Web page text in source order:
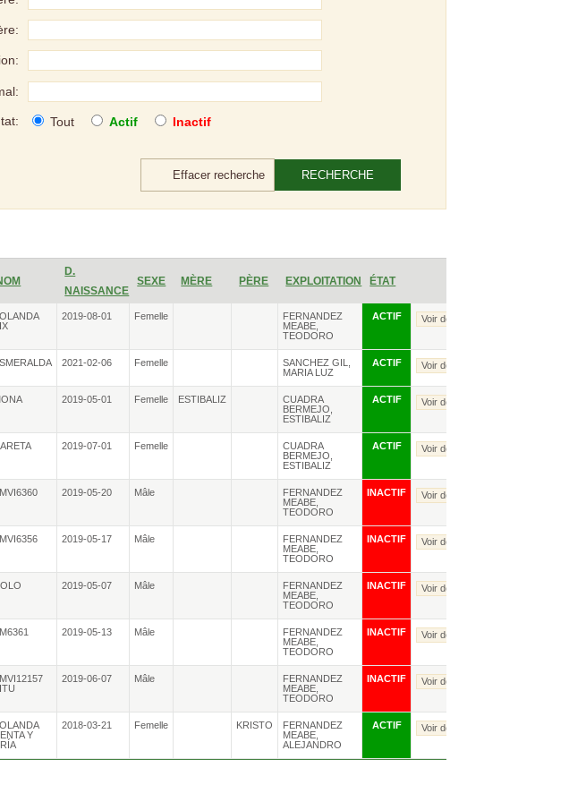
Tout Actif Inactif
Effacer recherche
D.
NAISSANCE
SEXE MÈRE PÈRE EXPLOITATION ÉTAT
2019-08-01 Femelle
FERNANDEZ
MEABE,
TEODORO
ACTIF Voir détails
2021-02-06 Femelle
SANCHEZ GIL,
MARIA LUZ
ACTIF Voir détails
2019-05-01 Femelle ESTIBALIZ
CUADRA
BERMEJO,
ESTIBALIZ
ACTIF Voir détails
2019-07-01 Femelle
CUADRA
BERMEJO,
ESTIBALIZ
ACTIF Voir détails
2019-05-20 Mâle
FERNANDEZ
MEABE,
TEODORO
INACTIF Voir détails
2019-05-17 Mâle
FERNANDEZ
MEABE,
TEODORO
INACTIF Voir détails
2019-05-07 Mâle
FERNANDEZ
MEABE,
TEODORO
INACTIF Voir détails
2019-05-13 Mâle
FERNANDEZ
MEABE,
TEODORO
INACTIF Voir détails
2019-06-07 Mâle
FERNANDEZ
MEABE,
TEODORO
INACTIF Voir détails
Y
2018-03-21 Femelle KRISTO
FERNANDEZ
MEABE,
ALEJANDRO
ACTIF Voir détails